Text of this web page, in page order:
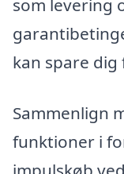
som levering
kan spare
Sammenlign
funktioner i